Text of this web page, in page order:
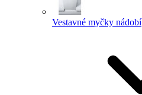
Vestavné myčky nádobí